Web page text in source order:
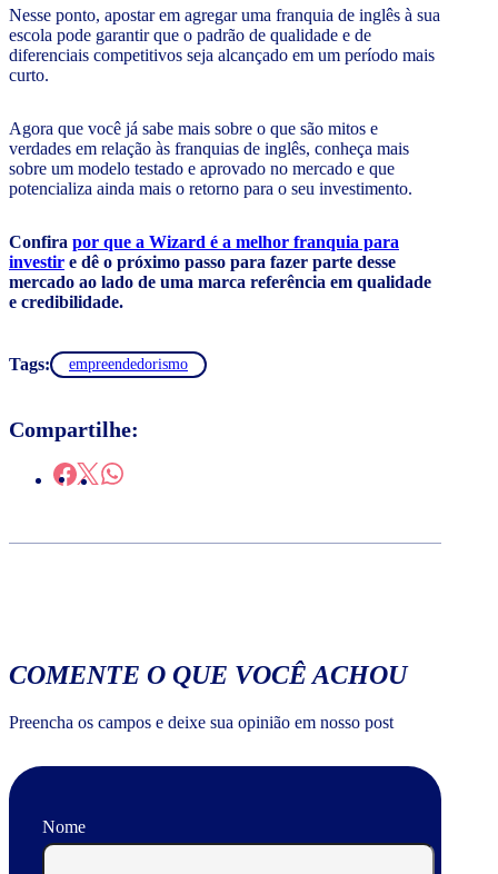
Nesse ponto, apostar em agregar uma franquia de inglês à sua
escola pode garantir que o padrão de qualidade e de
diferenciais competitivos seja alcançado em um período mais
curto.
Agora que você já sabe mais sobre o que são mitos e
verdades em relação às franquias de inglês, conheça mais
sobre um modelo testado e aprovado no mercado e que
potencializa ainda mais o retorno para o seu investimento.
Confira por que a Wizard é a melhor franquia para
investir e dê o próximo passo para fazer parte desse
mercado ao lado de uma marca referência em qualidade
e credibilidade.
Tags: empreendedorismo
Compartilhe:
COMENTE O QUE VOCÊ ACHOU
Preencha os campos e deixe sua opinião em nosso post
Nome